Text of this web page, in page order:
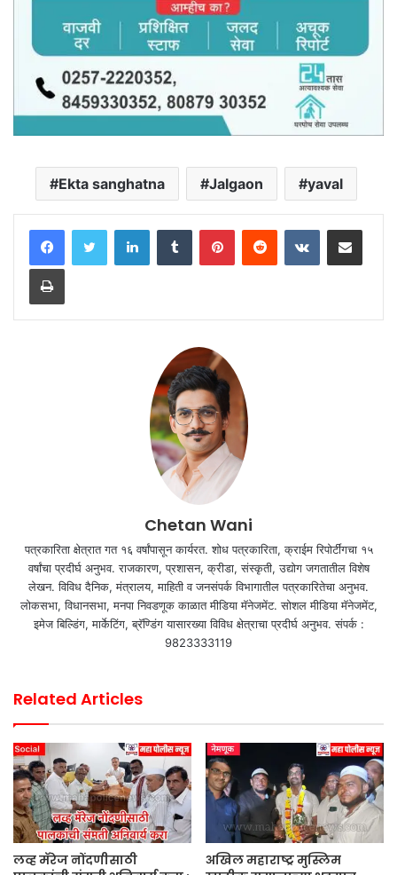
Ekta sanghatna Jalgaon yaval
LinkedInTumblr PinterestReddit VKontakteShare via Email
Print
Chetan Wani
पत्रकारिता क्षेत्रात गत १६ वर्षांपासून कार्यरत. शोध पत्रकारिता, क्राईम रिपोर्टींगचा १५
वर्षांचा प्रदीर्घ अनुभव. राजकारण, प्रशासन, क्रीडा, संस्कृती, उद्योग जगतातील विशेष
लेखन. विविध दैनिक, मंत्रालय, माहिती व जनसंपर्क विभागातील पत्रकारितेचा अनुभव.
लोकसभा, विधानसभा, मनपा निवडणूक काळात मीडिया मॅनेजमेंट. सोशल मीडिया मॅनेजमेंट,
इमेज बिल्डिंग, मार्केटिंग, ब्रॅण्डिंग यासारख्या विविध क्षेत्राचा प्रदीर्घ अनुभव. संपर्क :
9823333119
Related Articles
लव्ह मॅरेज नोंदणीसाठी
अखिल महाराष्ट्र मुस्लिम